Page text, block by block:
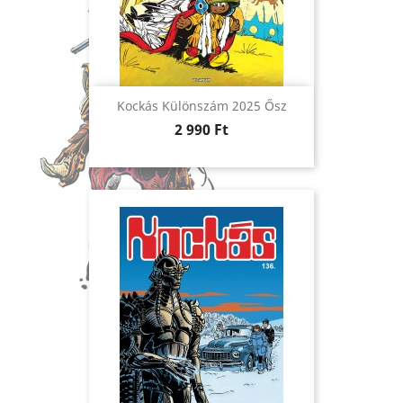
Kockás Különszám 2025 Ősz
Ár
2 990 Ft